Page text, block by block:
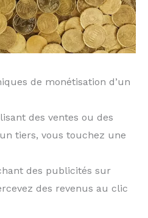
de monétisation d’un
des ventes ou des
tiers, vous touchez une
des publicités sur
des revenus au clic